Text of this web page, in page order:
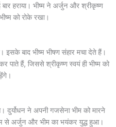
हराया। भीष्म ने अर्जुन और श्रीकृष्ण
को रोके रखा।
इसके बाद भीष्म भीषण संहार मचा देते हैं।
पाते हैं, जिससे श्रीकृष्ण स्वयं ही भीष्म को
दुर्योधन ने अपनी गजसेना भीम को मारने
से अर्जुन और भीम का भयंकर युद्ध हुआ।